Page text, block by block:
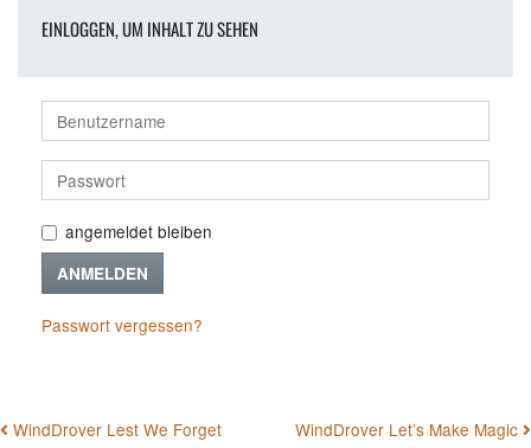
EINLOGGEN, UM INHALT ZU SEHEN
angemeldet bleiben
ANMELDEN
Passwort vergessen?
BEITRAGSNAVIGATION
WindDrover Lest We Forget WindDrover Let’s Make Magic